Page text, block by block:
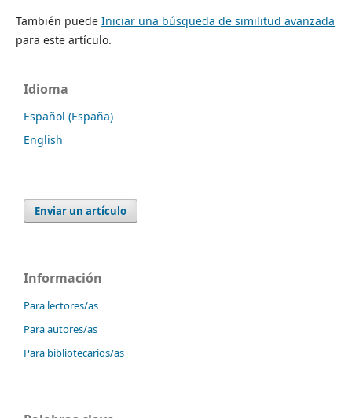
También puede Iniciar una búsqueda de similitud avanzada
para este artículo.
Idioma
Español (España)
English
Enviar un artículo
Información
Para lectores/as
Para autores/as
Para bibliotecarios/as